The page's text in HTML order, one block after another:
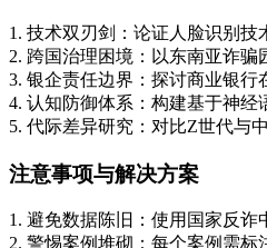
1. 技术双刃剑：论证人脸识别
2. 跨国治理困境：以东南亚诈
3. 银企责任边界：探讨商业银行
4. 认知防御体系：构建基于神
5. 代际差异研究：对比Z世代与
注意事项与解决方案
1. 避免数据陈旧：使用国家反诈
2. 警惕案例堆砌：每个案例需